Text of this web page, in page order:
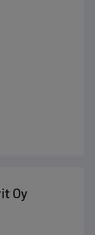
Oy